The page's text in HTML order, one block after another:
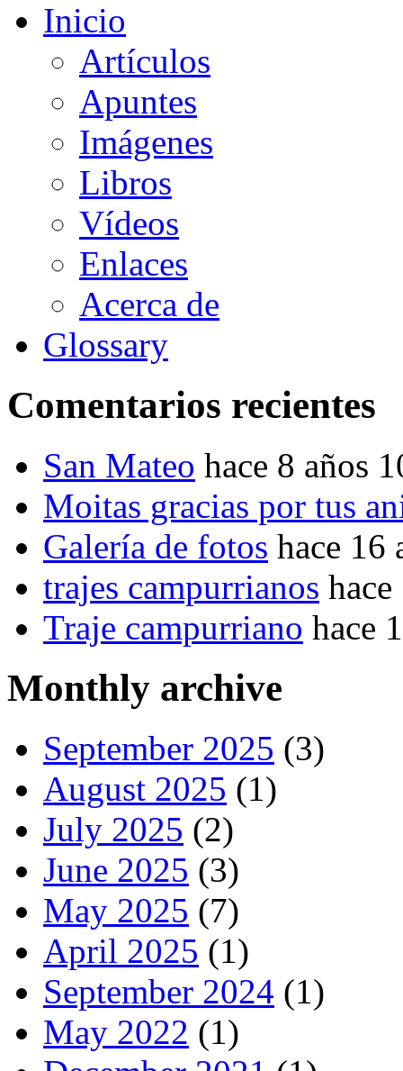
Inicio
Artículos
Apuntes
Imágenes
Libros
Vídeos
Enlaces
Acerca de
Glossary
Comentarios recientes
San Mateo hace 8 años
Moitas gracias por tus
Galería de fotos hace 16
trajes campurrianos
Traje campurriano hace
Monthly archive
September 2025 (3)
August 2025 (1)
July 2025 (2)
June 2025 (3)
May 2025 (7)
April 2025 (1)
September 2024 (1)
May 2022 (1)